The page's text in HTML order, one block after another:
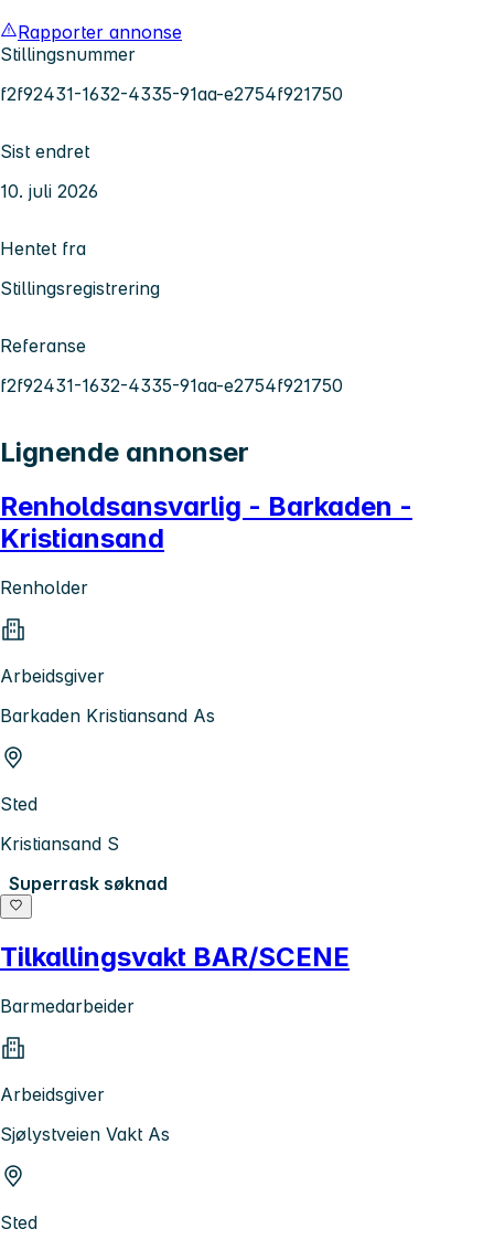
Rapporter annonse
Stillingsnummer
f2f92431-1632-4335-91aa-e2754f921750
Sist endret
10. juli 2026
Hentet fra
Stillingsregistrering
Referanse
f2f92431-1632-4335-91aa-e2754f921750
Lignende annonser
Renholdsansvarlig - Barkaden -
Kristiansand
Renholder
Arbeidsgiver
Barkaden Kristiansand As
Sted
Kristiansand S
Superrask søknad
Tilkallingsvakt BAR/SCENE
Barmedarbeider
Arbeidsgiver
Sjølystveien Vakt As
Sted